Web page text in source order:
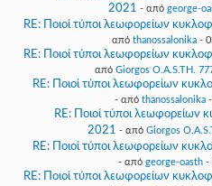
2021 - από george-
RE: Ποιοί τύποι λεωφορείων
από thanossalonika -
RE: Ποιοί τύποι λεωφορείων
από Giorgos O.A.S.TH.
RE: Ποιοί τύποι λεωφορείων
- από thanossalonika
RE: Ποιοί τύποι
2021 - από Giorgos
RE: Ποιοί τύποι λεωφορείων
- από george-oasth-
RE: Ποιοί τύποι λεωφορείων